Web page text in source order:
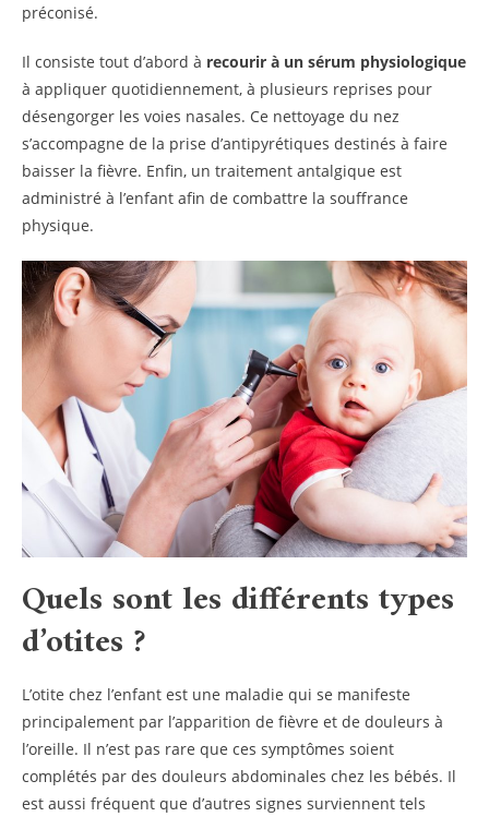
préconisé.
Il consiste tout d’abord à recourir à un sérum physiologique
à appliquer quotidiennement, à plusieurs reprises pour
désengorger les voies nasales. Ce nettoyage du nez
s’accompagne de la prise d’antipyrétiques destinés à faire
baisser la fièvre. Enfin, un traitement antalgique est
administré à l’enfant afin de combattre la souffrance
physique.
Quels sont les différents types
d’otites ?
L’otite chez l’enfant est une maladie qui se manifeste
principalement par l’apparition de fièvre et de douleurs à
l’oreille. Il n’est pas rare que ces symptômes soient
complétés par des douleurs abdominales chez les bébés. Il
est aussi fréquent que d’autres signes surviennent tels